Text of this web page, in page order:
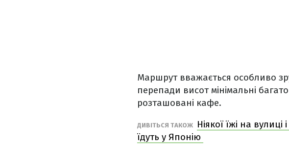
Маршрут вважається особливо
перепади висот мінімальні
розташовані кафе.
ДИВІТЬСЯ ТАКОЖ
Ніякої їжі на
їдуть у Японію